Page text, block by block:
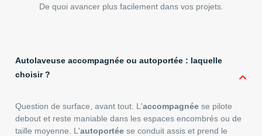
De quoi avancer plus facilement dans vos projets.
Autolaveuse accompagnée ou autoportée : laquelle
choisir ?
Question de surface, avant tout. L'accompagnée se pilote
debout et reste maniable dans les espaces encombrés ou de
taille moyenne. L'autoportée se conduit assis et prend le